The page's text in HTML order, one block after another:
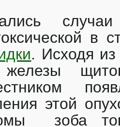
в
. Исходя
этой
зоба